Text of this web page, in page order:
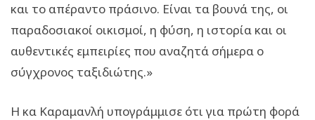
και το απέραντο πράσινο. Είναι τα βουνά της, οι
παραδοσιακοί οικισμοί, η φύση, η ιστορία και οι
αυθεντικές εμπειρίες που αναζητά σήμερα ο
σύγχρονος ταξιδιώτης.»
Η κα Καραμανλή υπογράμμισε ότι για πρώτη φορά